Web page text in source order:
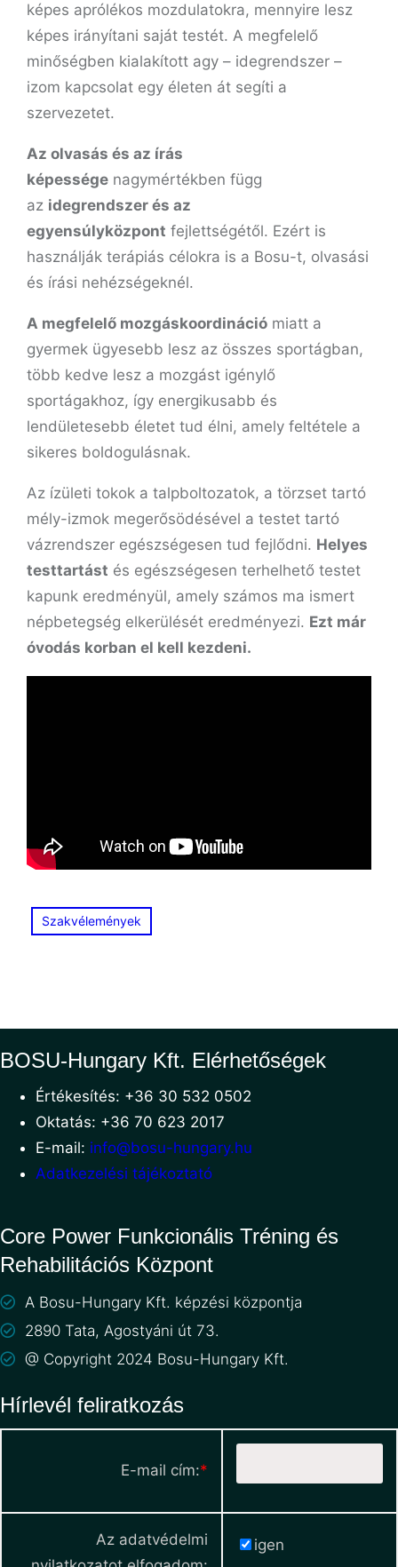
képes aprólékos mozdulatokra, mennyire lesz
képes irányítani saját testét. A megfelelő
minőségben kialakított agy – idegrendszer –
izom kapcsolat egy életen át segíti a
szervezetet.
Az olvasás és az írás
képessége nagymértékben függ
az idegrendszer és az
egyensúlyközpont fejlettségétől. Ezért is
használják terápiás célokra is a Bosu-t, olvasási
és írási nehézségeknél.
A megfelelő mozgáskoordináció miatt a
gyermek ügyesebb lesz az összes sportágban,
több kedve lesz a mozgást igénylő
sportágakhoz, így energikusabb és
lendületesebb életet tud élni, amely feltétele a
sikeres boldogulásnak.
Az ízületi tokok a talpboltozatok, a törzset tartó
mély-izmok megerősödésével a testet tartó
vázrendszer egészségesen tud fejlődni. Helyes
testtartást és egészségesen terhelhető testet
kapunk eredményül, amely számos ma ismert
népbetegség elkerülését eredményezi. Ezt már
óvodás korban el kell kezdeni.
Szakvélemények
BOSU-Hungary Kft. Elérhetőségek
Értékesítés: +36 30 532 0502
Oktatás: +36 70 623 2017
E-mail: info@bosu-hungary.hu
Adatkezelési tájékoztató
Core Power Funkcionális Tréning és
Rehabilitációs Központ
A Bosu-Hungary Kft. képzési központja
2890 Tata, Agostyáni út 73.
@ Copyright 2024 Bosu-Hungary Kft.
Hírlevél feliratkozás
E-mail cím:*
Az adatvédelmi
igen